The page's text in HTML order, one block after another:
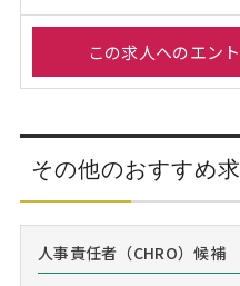
この求人へのエン
その他のおすすめ
人事責任者（CHRO）候補